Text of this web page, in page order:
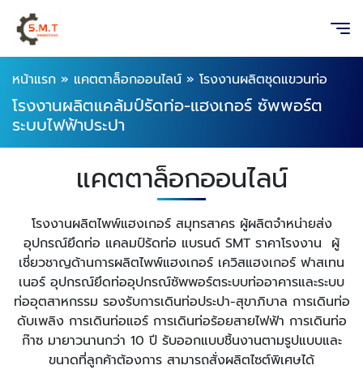
หน้าแรก » แคตตาล็อกออนไลน์ » โรงงานผลิตชุดแขวนท่อ
โรงงานผลิตแคล้มป์รัดท่อ-แฮงเกอร์ ซัพพอร์ต
ระบบไฟฟ้าประปา
แคตตาล็อกออนไลน์
โรงงานผลิตไพพ์แฮงเกอร์ สมุทรสาคร ผู้ผลิตจำหน่ายส่ง
อุปกรณ์ยึดท่อ แคลมป์รัดท่อ แบรนด์ SMT ราคาโรงงาน ผู้
เชี่ยวชาญด้านการผลิตไพพ์แฮงเกอร์ เควิสแฮงเกอร์ ฟาสเทน
เนอร์ อุปกรณ์ยึดท่ออุปกรณ์ซัพพอร์ตระบบท่ออาคารและระบบ
ท่ออุตสาหกรรม รองรับการเดินท่อประปา-สุขาภิบาล การเดินท่อ
ดับเพลิง การเดินท่อแอร์ การเดินท่อร้อยสายไฟฟ้า การเดินท่อ
ก๊าซ มายาวนานกว่า 10 ปี รับออกแบบชิ้นงานตามรูปแบบและ
ขนาดที่ลูกค้าต้องการ สามารถสั่งผลิตไซต์พิเศษได้